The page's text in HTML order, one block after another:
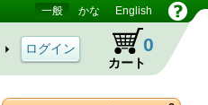
一般 かな English
カート
0